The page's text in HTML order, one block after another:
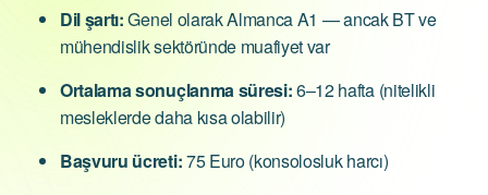
Dil şartı:Genel olarak Almanca A1 — ancak BT ve
mühendislik sektöründe muafiyet var
Ortalama sonuçlanma süresi:6–12 hafta (nitelikli
mesleklerde daha kısa olabilir)
Başvuru ücreti:75 Euro (konsolosluk harcı)